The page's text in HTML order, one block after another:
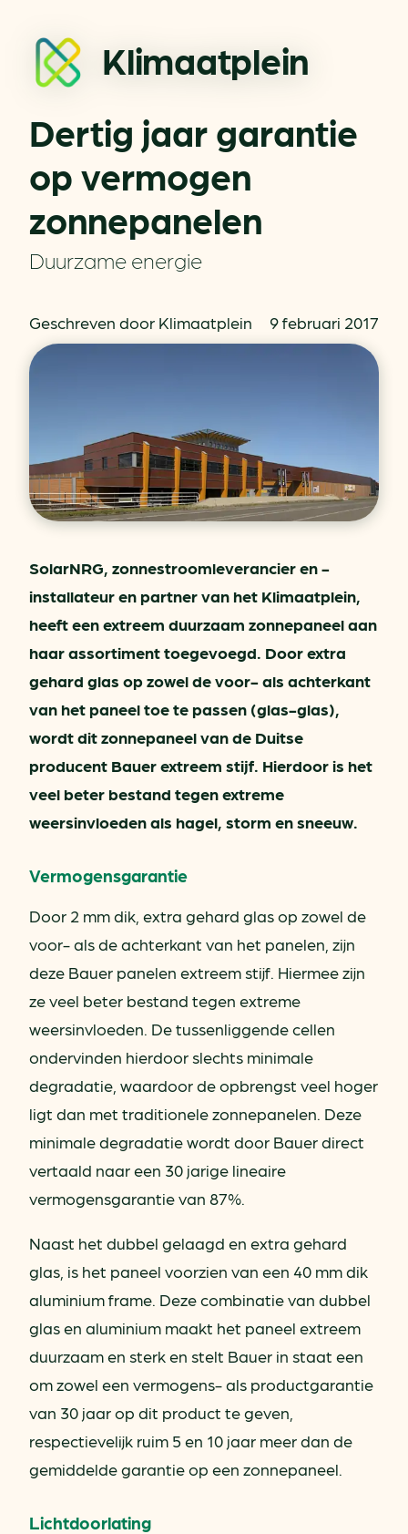
Klimaatplein
Dertig jaar garantie
op vermogen
zonnepanelen
Duurzame energie
Geschreven door Klimaatplein 9 februari 2017
SolarNRG, zonnestroomleverancier en -
installateur en partner van het Klimaatplein,
heeft een extreem duurzaam zonnepaneel aan
haar assortiment toegevoegd. Door extra
gehard glas op zowel de voor- als achterkant
van het paneel toe te passen (glas-glas),
wordt dit zonnepaneel van de Duitse
producent Bauer extreem stijf. Hierdoor is het
veel beter bestand tegen extreme
weersinvloeden als hagel, storm en sneeuw.
Vermogensgarantie
Door 2 mm dik, extra gehard glas op zowel de
voor- als de achterkant van het panelen, zijn
deze Bauer panelen extreem stijf. Hiermee zijn
ze veel beter bestand tegen extreme
weersinvloeden. De tussenliggende cellen
ondervinden hierdoor slechts minimale
degradatie, waardoor de opbrengst veel hoger
ligt dan met traditionele zonnepanelen. Deze
minimale degradatie wordt door Bauer direct
vertaald naar een 30 jarige lineaire
vermogensgarantie van 87%.
Naast het dubbel gelaagd en extra gehard
glas, is het paneel voorzien van een 40 mm dik
aluminium frame. Deze combinatie van dubbel
glas en aluminium maakt het paneel extreem
duurzaam en sterk en stelt Bauer in staat een
om zowel een vermogens- als productgarantie
van 30 jaar op dit product te geven,
respectievelijk ruim 5 en 10 jaar meer dan de
gemiddelde garantie op een zonnepaneel.
Lichtdoorlating